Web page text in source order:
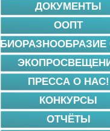
ДОКУМЕНТЫ
ООПТ
БИОРАЗНООБРАЗИЕ
ПРЕССА О НАС!
КОНКУРСЫ
ОТЧЁТЫ